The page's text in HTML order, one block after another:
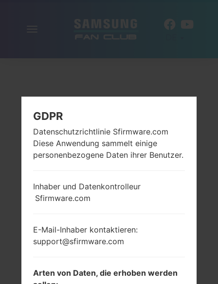
GDPR
Datenschutzrichtlinie Sfirmware.com
Diese Anwendung sammelt einige
personenbezogene Daten ihrer Benutzer.
Inhaber und Datenkontrolleur
Sfirmware.com
E-Mail-Inhaber kontaktieren:
support@sfirmware.com
Arten von Daten, die erhoben werden